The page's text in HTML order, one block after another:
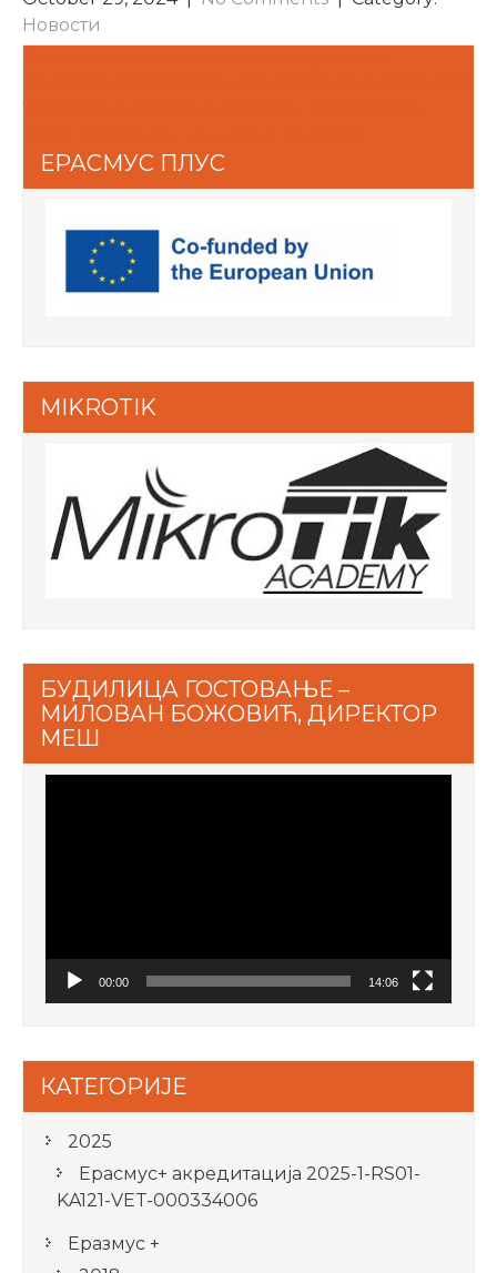
Новости
NAVIGATION
УЧЕНИКЕ У НОВЕМБАРСКОМ ИСПИТНОМ
ЕРАСМУС ПЛУС
MIKROTIK
БУДИЛИЦА ГОСТОВАЊЕ –
МИЛОВАН БОЖОВИЋ, ДИРЕКТОР
МЕШ
00:00 14:06
КАТЕГОРИЈЕ
2025
Ерасмус+ акредитацијa 2025-1-RS01-
KA121-VET-000334006
Еразмус +